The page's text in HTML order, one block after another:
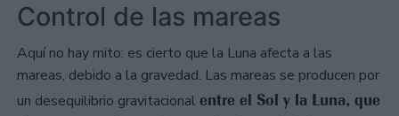
Control de las mareas
Aquí no hay mito: es cierto que la Luna afecta a las
mareas, debido a la gravedad. Las mareas se producen por
un desequilibrio gravitacional entre el Sol y la Luna, que